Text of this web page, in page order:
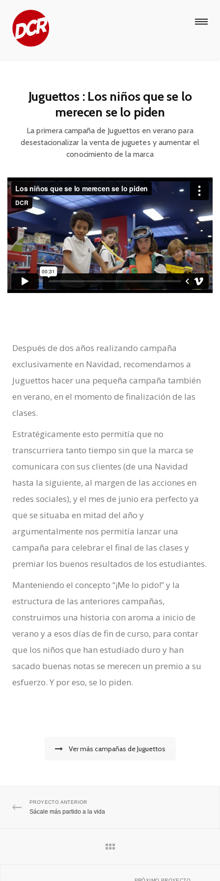
Juguettos : Los niños que se lo
merecen se lo piden
La primera campaña de Juguettos en verano para
desestacionalizar la venta de juguetes y aumentar el
conocimiento de la marca
Después de dos años realizando campaña
exclusivamente en Navidad, recomendamos a
Juguettos hacer una pequeña campaña también
en verano, en el momento de finalización de las
clases.
Estratégicamente esto permitía que no
transcurriera tanto tiempo sin que la marca se
comunicara con sus clientes (de una Navidad
hasta la siguiente, al margen de las acciones en
redes sociales), y el mes de junio era perfecto ya
que se situaba en mitad del año y
argumentalmente nos permitía lanzar una
campaña para celebrar el final de las clases y
premiar los buenos resultados de los estudiantes.
Manteniendo el concepto “¡Me lo pido!” y la
estructura de las anteriores campañas,
construimos una historia con aroma a inicio de
verano y a esos días de fin de curso, para contar
que los niños que han estudiado duro y han
sacado buenas notas se merecen un premio a su
esfuerzo. Y por eso, se lo piden.
Ver más campañas de Juguettos
PROYECTO ANTERIOR
Sácale más partido a la vida